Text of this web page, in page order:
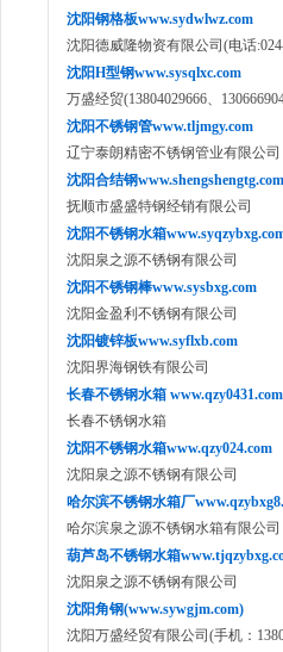
沈阳钢格板www.sydwlwz.com
沈阳德威隆物资有限公司(电话
沈阳H型钢www.sysqlxc.com
万盛经贸(13804029666、
沈阳不锈钢管www.tljmgy.com
辽宁泰朗精密不锈钢管业有限公司
沈阳合结钢www.shengshengtg.com
抚顺市盛盛特钢经销有限公司
沈阳不锈钢水箱
沈阳泉之源不锈钢有限公司
沈阳不锈钢棒www.sysbxg.com
沈阳金盈利不锈钢有限公司
沈阳镀锌板www.syflxb.com
沈阳界海钢铁有限公司
长春不锈钢水箱 www.qzy0431.com
长春不锈钢水箱
沈阳不锈钢水箱www.qzy024.com
沈阳泉之源不锈钢有限公司
哈尔滨不锈钢水箱厂
哈尔滨泉之源不锈钢水箱有限公司
葫芦岛不锈钢水箱
沈阳泉之源不锈钢有限公司
沈阳角钢(www.sywgjm.com)
沈阳万盛经贸有限公司(手机：